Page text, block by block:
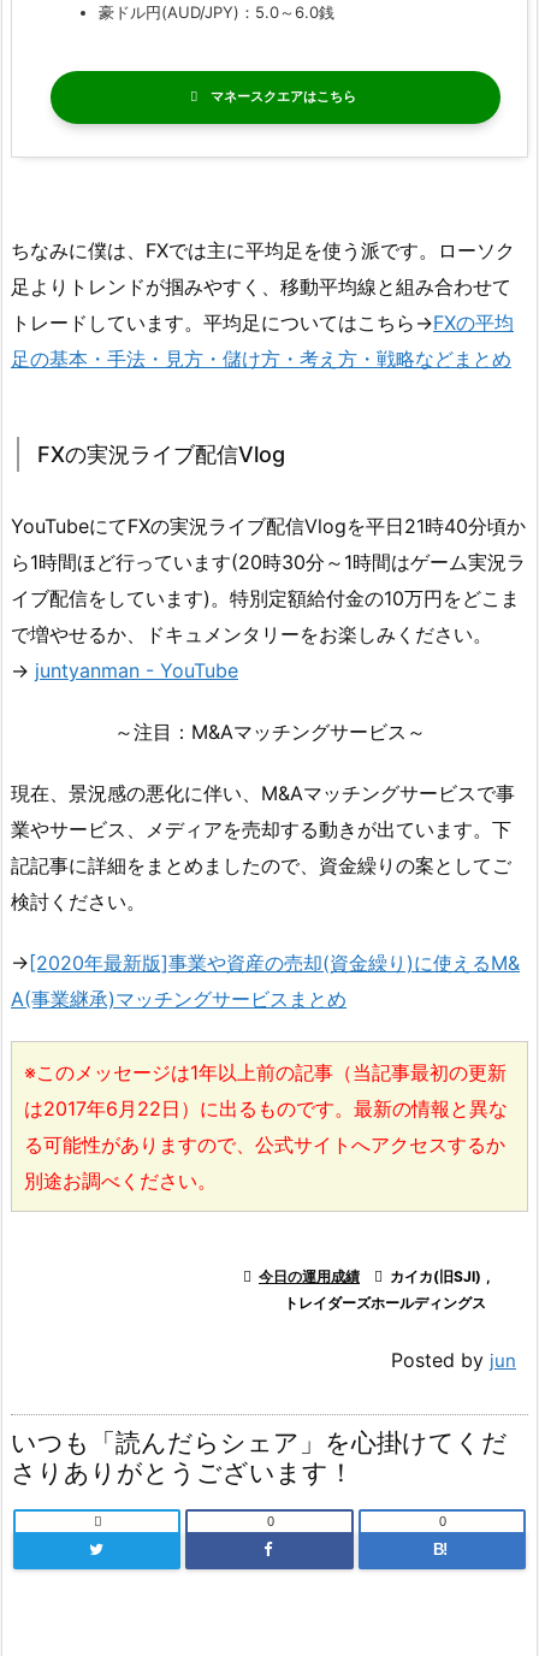
豪ドル円(AUD/JPY)：5.0～6.0銭
マネースクエア
ちなみに僕は、FXでは主に平均足を使う派です。ローソク
足よりトレンドが掴みやすく、移動平均線と組み合わせて
トレードしています。平均足についてはこちら→FXの平均
足の基本・手法・見方・儲け方・考え方・戦略などまとめ
FXの実況ライブ配信Vlog
YouTubeにてFXの実況ライブ配信Vlogを平日21時40分頃か
ら1時間ほど行っています(20時30分～1時間はゲーム実況ラ
イブ配信をしています)。特別定額給付金の10万円をどこま
で増やせるか、ドキュメンタリーをお楽しみください。
→ juntyanman - YouTube
～注目：M&Aマッチングサービス～
現在、景況感の悪化に伴い、M&Aマッチングサービスで事
業やサービス、メディアを売却する動きが出ています。下
記記事に詳細をまとめましたので、資金繰りの案としてご
検討ください。
→[2020年最新版]事業や資産の売却(資金繰り)に使えるM&
A(事業継承)マッチングサービスまとめ
※このメッセージは1年以上前の記事（当記事最初の更新
は2017年6月22日）に出るものです。最新の情報と異な
る可能性がありますので、公式サイトへアクセスするか
別途お調べください。
 今日の運用成績  カイカ(旧SJI) ,
トレイダーズホールディングス
Posted by jun
いつも「読んだらシェア」を心掛けてくだ
さりありがとうございます！
 0
B!
0